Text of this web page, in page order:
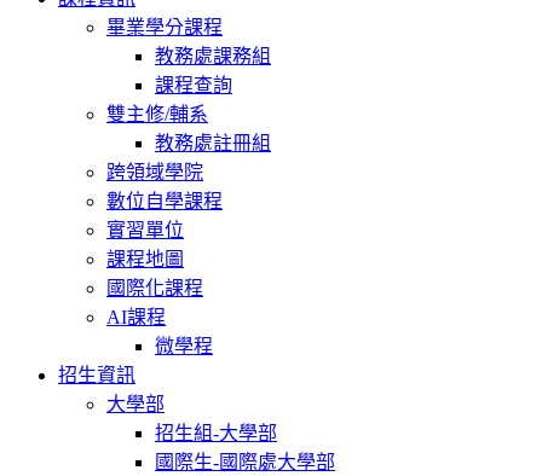
畢業學分課程
教務處課務組
課程查詢
雙主修/輔系
教務處註冊組
跨領域學院
數位自學課程
實習單位
課程地圖
國際化課程
AI課程
微學程
招生資訊
大學部
招生組-大學部
國際生-國際處大學部